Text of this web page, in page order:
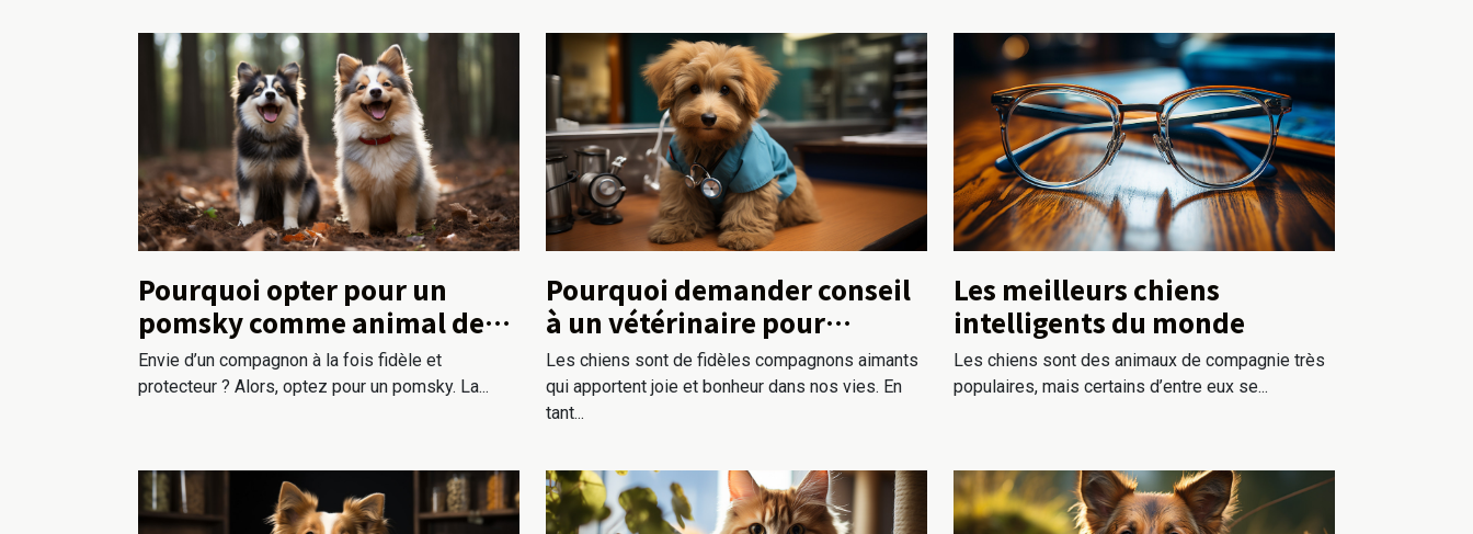
Pourquoi opter pour un
pomsky comme animal de
compagnie ?
Envie d’un compagnon à la fois fidèle et
protecteur ? Alors, optez pour un pomsky. La...
Pourquoi demander conseil
à un vétérinaire pour
l'entretien de votre chien ?
Les chiens sont de fidèles compagnons aimants
qui apportent joie et bonheur dans nos vies. En
tant...
Les meilleurs chiens
intelligents du monde
Les chiens sont des animaux de compagnie très
populaires, mais certains d’entre eux se...